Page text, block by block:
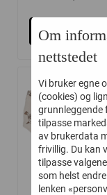
Kjøp
-
Om
nettstedet
Vi bruker egne
(cookies) og
grunnleggende
tilpasse
av brukerdata
frivillig. Du kan
tilpasse
som helst
lenken